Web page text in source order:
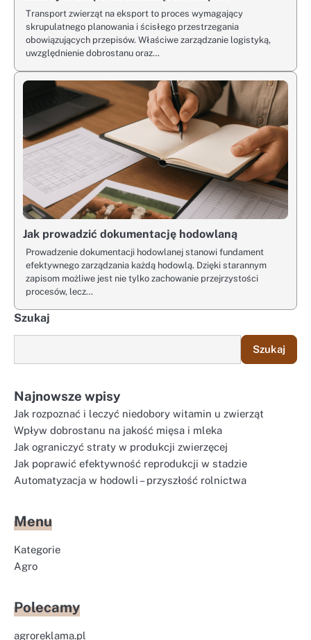
Transport zwierząt na eksport to proces wymagający
skrupulatnego planowania i ścisłego przestrzegania
obowiązujących przepisów. Właściwe zarządzanie logistyką,
uwzględnienie dobrostanu oraz…
Jak prowadzić dokumentację hodowlaną
Prowadzenie dokumentacji hodowlanej stanowi fundament
efektywnego zarządzania każdą hodowlą. Dzięki starannym
zapisom możliwe jest nie tylko zachowanie przejrzystości
procesów, lecz…
Szukaj
Szukaj
Najnowsze wpisy
Jak rozpoznać i leczyć niedobory witamin u zwierząt
Wpływ dobrostanu na jakość mięsa i mleka
Jak ograniczyć straty w produkcji zwierzęcej
Jak poprawić efektywność reprodukcji w stadzie
Automatyzacja w hodowli – przyszłość rolnictwa
Menu
Kategorie
Agro
Polecamy
agroreklama.pl